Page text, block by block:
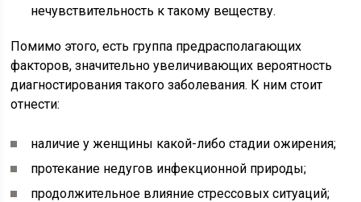
нечувствительность к такому веществу.
Помимо этого, есть группа предрасполагающих
факторов, значительно увеличивающих вероятность
диагностирования такого заболевания. К ним стоит
отнести:
наличие у женщины какой-либо стадии ожирения;
протекание недугов инфекционной природы;
продолжительное влияние стрессовых ситуаций;